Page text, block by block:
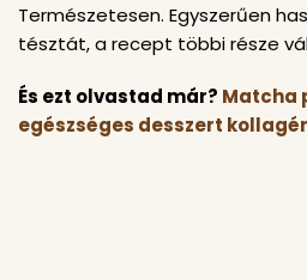
Természetesen. Egyszerűen
tésztát, a recept többi része
És ezt olvastad már? Matcha
egészséges desszert